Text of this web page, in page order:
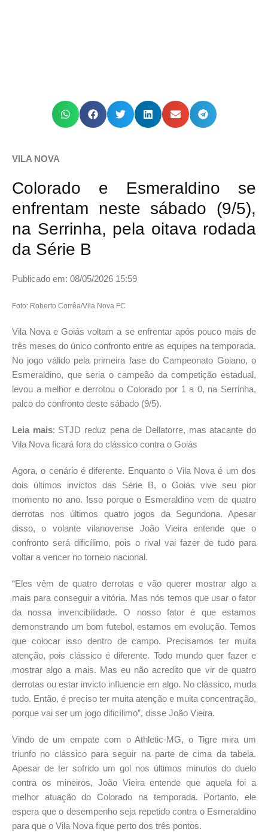
VILA NOVA
Colorado e Esmeraldino se
enfrentam neste sábado (9/5),
na Serrinha, pela oitava rodada
da Série B
Publicado em: 08/05/2026 15:59
Foto: Roberto Corrêa/Vila Nova FC
Vila Nova e Goiás voltam a se enfrentar após pouco mais de
três meses do único confronto entre as equipes na temporada.
No jogo válido pela primeira fase do Campeonato Goiano, o
Esmeraldino, que seria o campeão da competição estadual,
levou a melhor e derrotou o Colorado por 1 a 0, na Serrinha,
palco do confronto deste sábado (9/5).
Leia mais: STJD reduz pena de Dellatorre, mas atacante do
Vila Nova ficará fora do clássico contra o Goiás
Agora, o cenário é diferente. Enquanto o Vila Nova é um dos
dois últimos invictos das Série B, o Goiás vive seu pior
momento no ano. Isso porque o Esmeraldino vem de quatro
derrotas nos últimos quatro jogos da Segundona. Apesar
disso, o volante vilanovense João Vieira entende que o
confronto será dificílimo, pois o rival vai fazer de tudo para
voltar a vencer no torneio nacional.
“Eles vêm de quatro derrotas e vão querer mostrar algo a
mais para conseguir a vitória. Mas nós temos que usar o fator
da nossa invencibilidade. O nosso fator é que estamos
demonstrando um bom futebol, estamos em evolução. Temos
que colocar isso dentro de campo. Precisamos ter muita
atenção, pois clássico é diferente. Todo mundo quer fazer e
mostrar algo a mais. Mas eu não acredito que vir de quatro
derrotas ou estar invicto influencie em algo. No clássico, muda
tudo. Então, é preciso ter muita atenção e muita concentração,
porque vai ser um jogo dificílimo”, disse João Vieira.
Vindo de um empate com o Athletic-MG, o Tigre mira um
triunfo no clássico para seguir na parte de cima da tabela.
Apesar de ter sofrido um gol nos últimos minutos do duelo
contra os mineiros, João Vieira entende que aquela foi a
melhor atuação do Colorado na temporada. Portanto, ele
espera que o desempenho seja repetido contra o Esmeraldino
para que o Vila Nova fique perto dos três pontos.